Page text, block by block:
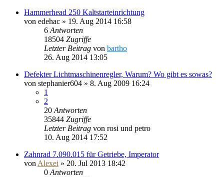
Hammerhead 250 Kaltstarteinrichtung
von edehac » 19. Aug 2014 16:58
6 Antworten
18504 Zugriffe
Letzter Beitrag von bartho
26. Aug 2014 13:05
Defekter Lichtmaschinenregler, Warum? Wo gibt es sowas?
von stephanier604 » 8. Aug 2009 16:24
1
2
20 Antworten
35844 Zugriffe
Letzter Beitrag von rosi und petro
10. Aug 2014 17:52
Zahnrad 7.090.015 für Getriebe, Imperator
von Alexei » 20. Jul 2013 18:42
0 Antworten